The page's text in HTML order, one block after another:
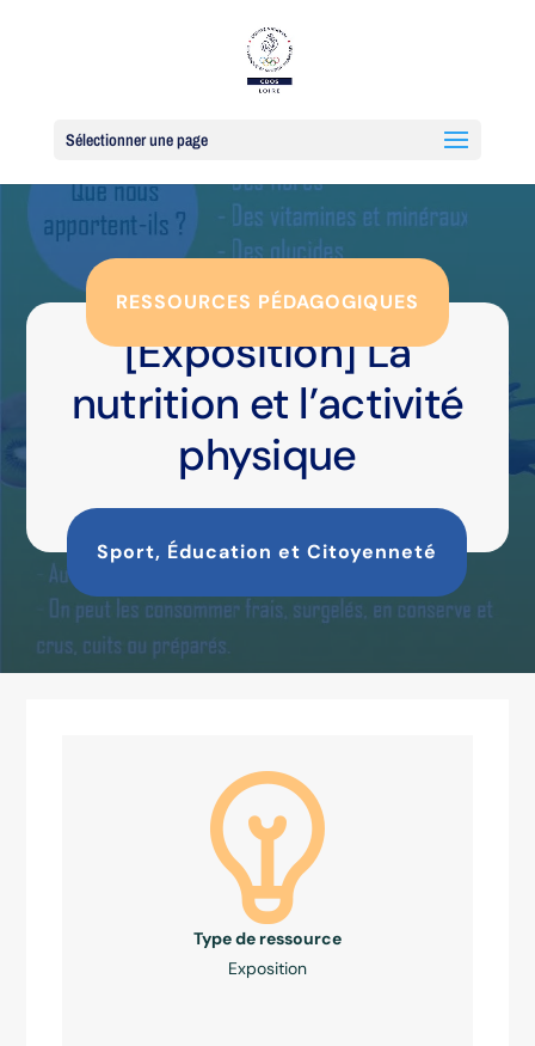
Sélectionner une page
RESSOURCES PÉDAGOGIQUES
[Exposition] La
nutrition et l’activité
physique
Sport, Éducation et Citoyenneté
Type de ressource
Exposition